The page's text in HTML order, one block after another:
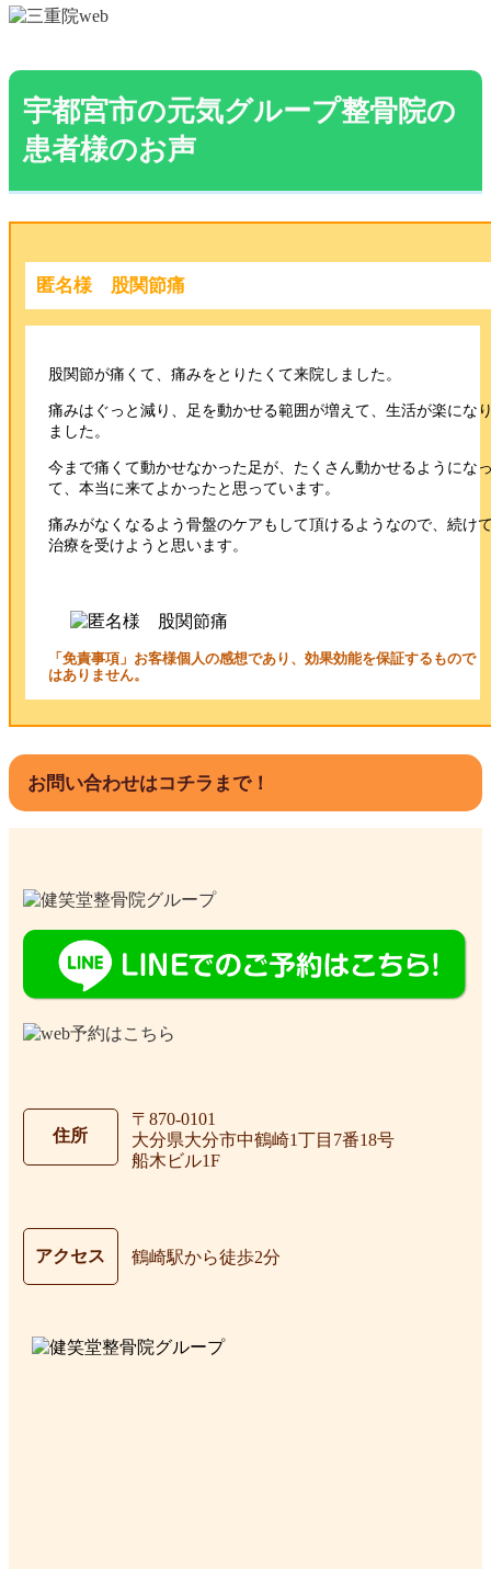
宇都宮市の元気グループ整骨院の
患者様のお声
匿名様 股関節痛
股関節が痛くて、痛みをとりたくて来院しました。
痛みはぐっと減り、足を動かせる範囲が増えて、生活が楽にな
ました。
今まで痛くて動かせなかった足が、たくさん動かせるようにな
て、本当に来てよかったと思っています。
痛みがなくなるよう骨盤のケアもして頂けるようなので、続け
治療を受けようと思います。
「免責事項」お客様個人の感想であり、効果効能を保証するもので
はありません。
お問い合わせはコチラまで！
住所
〒870-0101
大分県大分市中鶴崎1丁目7番18号
船木ビル1F
アクセス 鶴崎駅から徒歩2分